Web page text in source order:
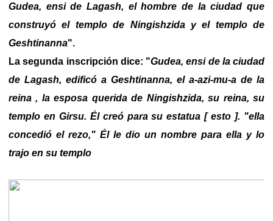
Gudea, ensi de Lagash, el hombre de la ciudad que
construyó el templo de Ningishzida y el templo de
Geshtinanna".
La segunda inscripción dice: "Gudea, ensi de la ciudad
de Lagash, edificó a Geshtinanna, el a-azi-mu-a de la
reina , la esposa querida de Ningishzida, su reina, su
templo en Girsu. Él creó para su estatua [ esto ]. "ella
concedió el rezo," Él le dio un nombre para ella y lo
trajo en su templo